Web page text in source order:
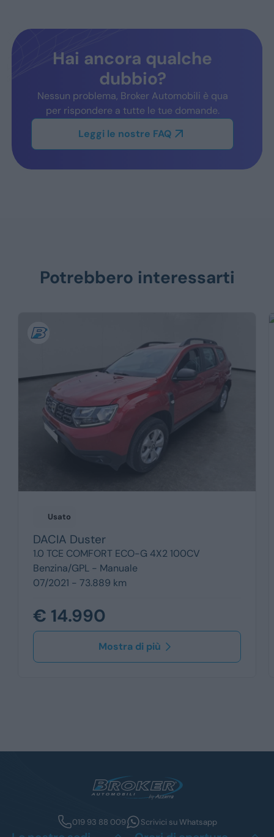
Hai ancora qualche
dubbio?
Nessun problema, Broker Automobili è qua
per rispondere a tutte le tue domande.
Leggi le nostre FAQ
Potrebbero interessarti
Usato
DACIA Duster
1.0 TCE COMFORT ECO-G 4X2 100CV
Benzina/GPL - Manuale
07/2021 - 73.889 km
€ 14.990
Mostra di più
019 93 88 009 Scrivici su Whatsapp